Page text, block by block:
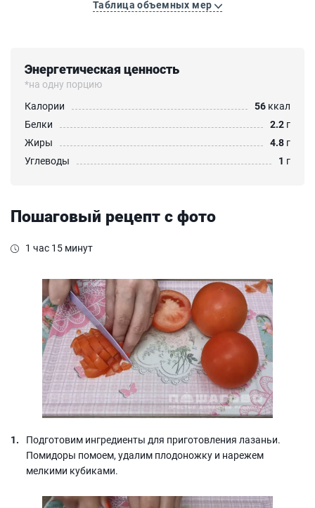
Таблица объемных мер
Энергетическая ценность
*на одну порцию
Калории
56 ккал
Белки
2.2 г
Жиры
4.8 г
Углеводы
1 г
Пошаговый рецепт с фото
1 час 15 минут
Подготовим ингредиенты для приготовления лазаньи.
Помидоры помоем, удалим плодоножку и нарежем
мелкими кубиками.